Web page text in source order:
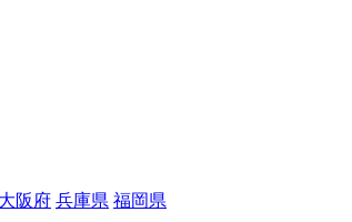
大阪府 兵庫県 福岡県